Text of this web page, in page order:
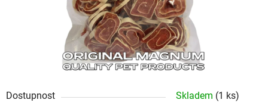
Dostupnost Skladem (1 ks)